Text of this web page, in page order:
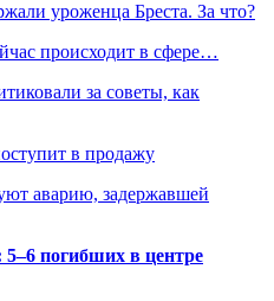
уроженца Бреста. За что?
происходит в сфере…
за советы, как
в продажу
аварию, задержавшей
погибших в центре